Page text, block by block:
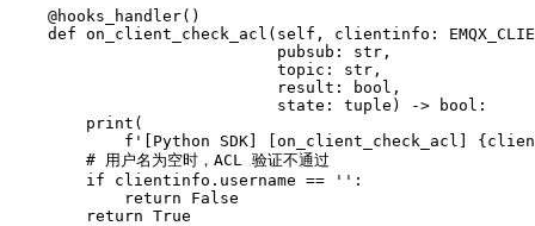
    @hooks_handler()
def on_client_check_acl(self, clientinfo:
                            pubsub: str,
                            topic: str,
                            result: bool,
                            state: tuple) -> bool:
        print(
f'[Python SDK] [on_client_check_acl]
        # 用户名为空时，ACL 验证不通过
        if clientinfo.username == '':
            return False
        return True